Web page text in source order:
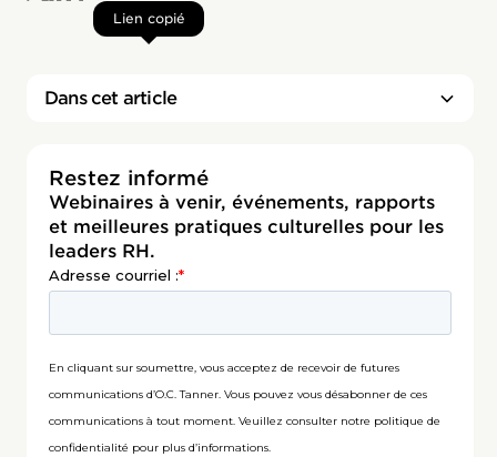
Lien copié
Dans cet article
Restez informé
Webinaires à venir, événements, rapports
et meilleures pratiques culturelles pour les
leaders RH.